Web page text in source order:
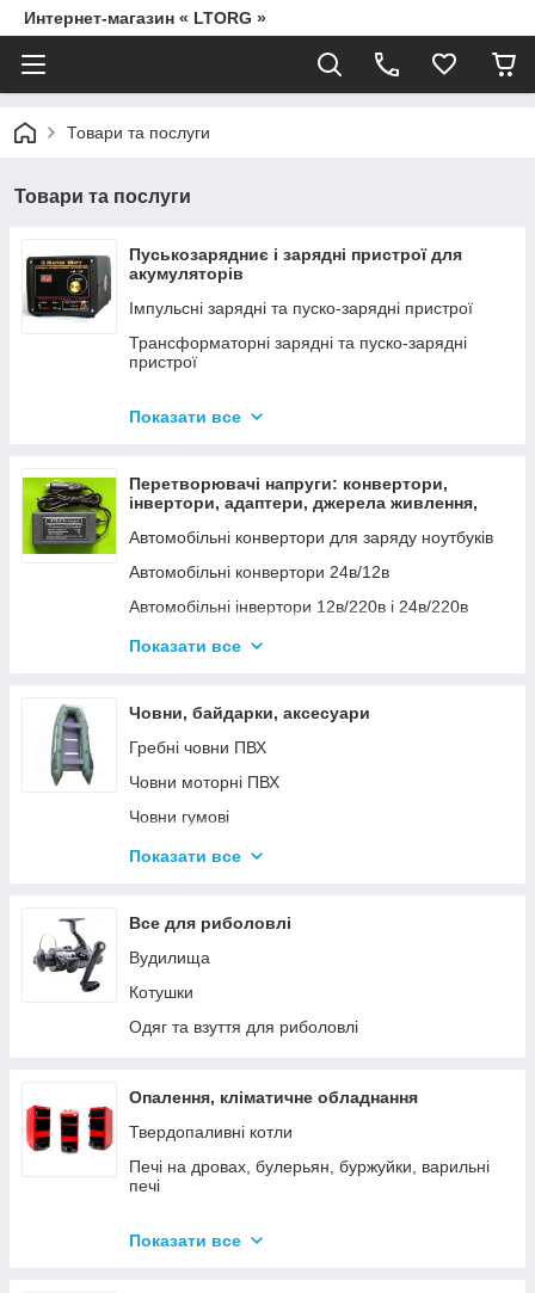
Интернет-магазин « LTORG »
Товари та послуги
Товари та послуги
Пуськозарядниє і зарядні пристрої для
акумуляторів
Імпульсні зарядні та пуско-зарядні пристрої
Трансформаторні зарядні та пуско-зарядні
пристрої
Показати все
Перетворювачі напруги: конвертори,
інвертори, адаптери, джерела живлення,
Автомобільні конвертори для заряду ноутбуків
Автомобільні конвертори 24в/12в
Автомобільні інвертори 12в/220в і 24в/220в
Вольтметры
Показати все
Човни, байдарки, аксесуари
Гребні човни ПВХ
Човни моторні ПВХ
Човни гумові
Надувні байдарки
Тюбінг
Страхувальні жилети
Човники ΩMega
Лодки Grif boat
Показати все
Все для риболовлі
Вудилища
Котушки
Одяг та взуття для риболовлі
Опалення, кліматичне обладнання
Твердопаливні котли
Печі на дровах, булерьян, буржуйки, варильні
печі
Показати все